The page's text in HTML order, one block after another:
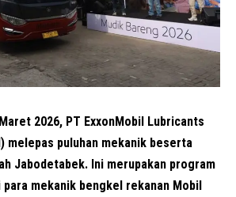
2026, PT ExxonMobil Lubricants
melepas puluhan mekanik beserta
Jabodetabek. Ini merupakan program
mekanik bengkel rekanan Mobil